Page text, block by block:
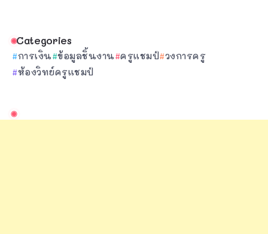
Categories
การเงิน ข้อมูลชิ้นงาน ครูแชมป์ วงการครู
ห้องวิทย์ครูแชมป์